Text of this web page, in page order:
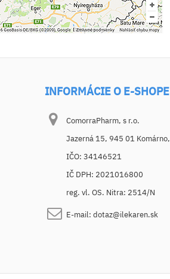
INFORMÁCIE O E-SHOPE
ComorraPharm, s r.o.
Jazerná 15, 945 01
IČO: 34146521
IČ DPH: 2021016800
reg. vl. OS. Nitra: 2514/N
E-mail: dotaz@ilekaren.sk